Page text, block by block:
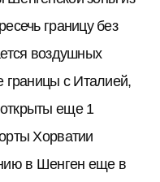
границу без
воздушных
границы с Италией,
еще 1
Хорватии
в Шенген еще в